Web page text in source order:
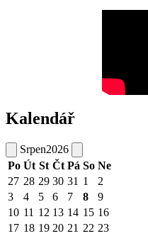
Kalendář
Srpen2026
Po Út St Čt Pá So Ne
27 28 29 30 31 1
2
3
4 5 6 7 8
9
10 11 12 13 14 15 16
17 18 19 20 21 22 23